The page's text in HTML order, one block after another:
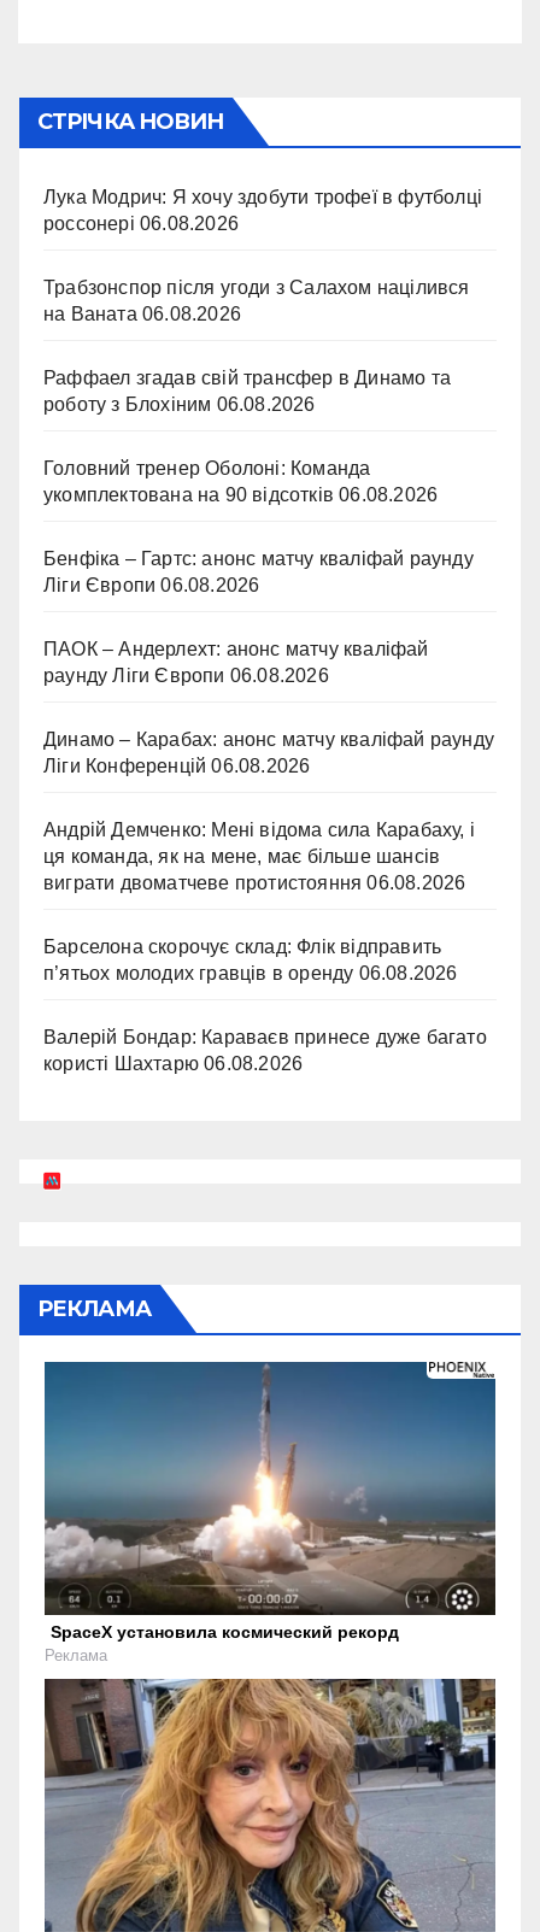
СТРІЧКА НОВИН
Лука Модрич: Я хочу здобути трофеї в футболці
россонері 06.08.2026
Трабзонспор після угоди з Салахом націлився
на Ваната 06.08.2026
Раффаел згадав свій трансфер в Динамо та
роботу з Блохіним 06.08.2026
Головний тренер Оболоні: Команда
укомплектована на 90 відсотків 06.08.2026
Бенфіка – Гартс: анонс матчу кваліфай раунду
Ліги Європи 06.08.2026
ПАОК – Андерлехт: анонс матчу кваліфай
раунду Ліги Європи 06.08.2026
Динамо – Карабах: анонс матчу кваліфай раунду
Ліги Конференцій 06.08.2026
Андрій Демченко: Мені відома сила Карабаху, і
ця команда, як на мене, має більше шансів
виграти двоматчеве протистояння 06.08.2026
Барселона скорочує склад: Флік відправить
п’ятьох молодих гравців в оренду 06.08.2026
Валерій Бондар: Караваєв принесе дуже багато
користі Шахтарю 06.08.2026
РЕКЛАМА
SpaceX установила космический рекорд
Реклама